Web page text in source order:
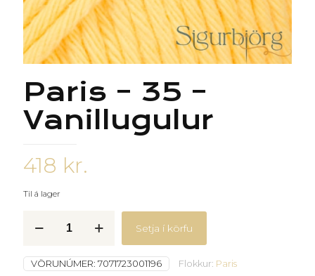
Paris – 35 –
Vanillugulur
418 kr.
Til á lager
-
Vanillugulur
Setja í körfu
VÖRUNÚMER: 7071723001196 Flokkur: Paris